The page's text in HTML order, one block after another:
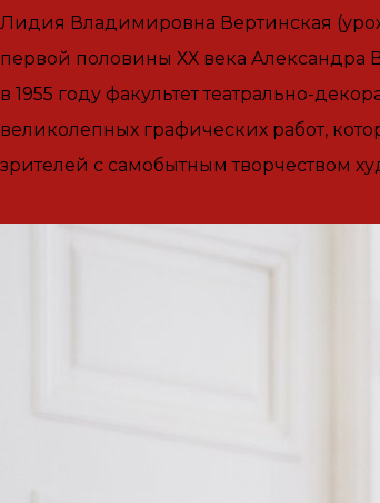
Лидия Владимировна Вертинская
первой половины ХХ века Александра
в 1955 году факультет театрально-
великолепных графических работ,
зрителей с самобытным творчеством